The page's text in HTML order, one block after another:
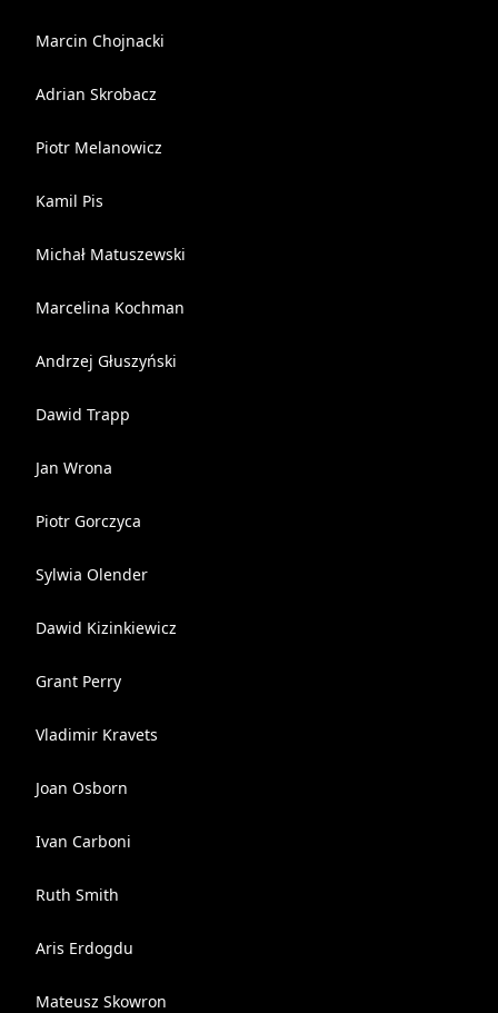
Marcin Chojnacki
Adrian Skrobacz
Piotr Melanowicz
Kamil Pis
Michał Matuszewski
Marcelina Kochman
Andrzej Głuszyński
Dawid Trapp
Jan Wrona
Piotr Gorczyca
Sylwia Olender
Dawid Kizinkiewicz
Grant Perry
Vladimir Kravets
Joan Osborn
Ivan Carboni
Ruth Smith
Aris Erdogdu
Mateusz Skowron